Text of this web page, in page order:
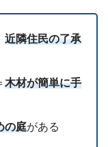
近隣住民の了承
木材が簡単に手
の庭がある